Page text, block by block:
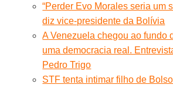
“Perder Evo Morales seria um
diz vice-presidente da Bolívia
A Venezuela chegou ao fundo
uma democracia real.
Pedro Trigo
STF tenta intimar filho de